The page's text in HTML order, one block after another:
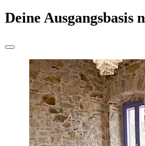
Deine Ausgangsbasis